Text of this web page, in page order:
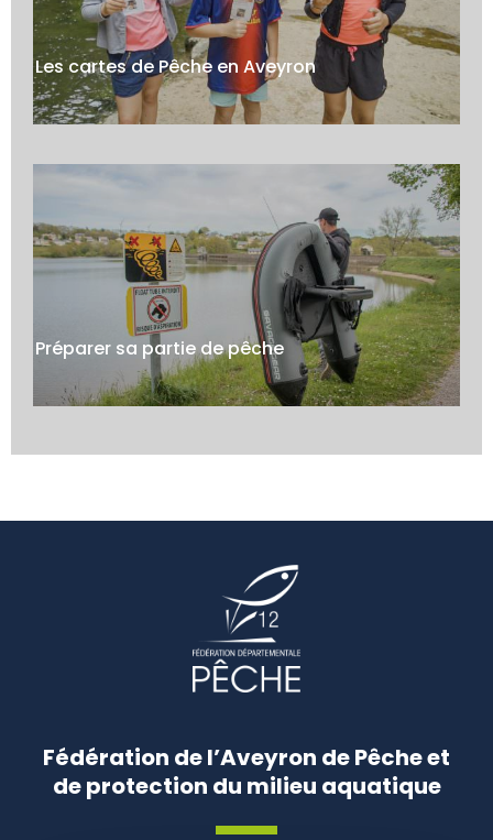
Les cartes de Pêche en Aveyron
Préparer sa partie de pêche
Fédération de l’Aveyron de Pêche et
de protection du milieu aquatique